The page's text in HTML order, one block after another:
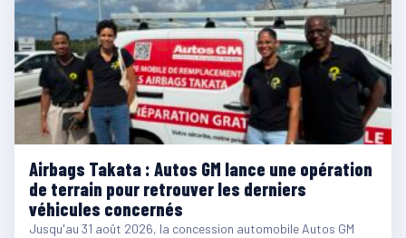
Airbags Takata : Autos GM lance une opération
de terrain pour retrouver les derniers
véhicules concernés
Jusqu'au 31 août 2026, la concession automobile Autos GM